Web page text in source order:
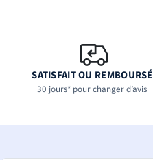
SATISFAIT OU REMBOURSÉ
30 jours* pour changer d’avis